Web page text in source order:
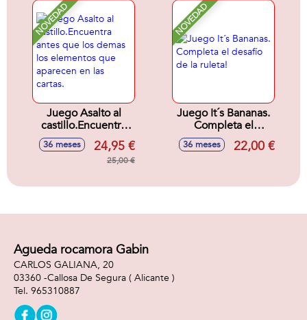
NOVEDAD
Juego Asalto al
castillo.Encuentra
antes que los
demas los
elementos que
cartas.
36 meses 24,95 €
25,00 €
NOVEDAD
Juego It´s Bananas.
Completa el
desafío de la ruleta!
36 meses 22,00 €
Agueda rocamora Gabin
CARLOS GALIANA, 20
03360 -Callosa De Segura ( Alicante )
965310887